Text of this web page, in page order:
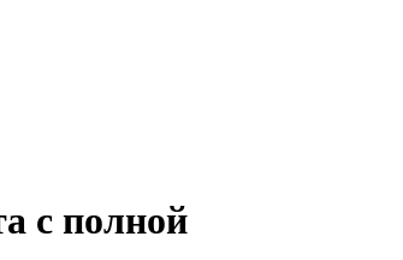
с полной